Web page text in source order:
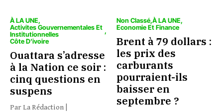
À LA UNE
Activites Gouvernementales Et
Institutionnelles
Côte D’ivoire
Ouattara s’adresse
à la Nation ce soir :
cinq questions en
suspens
Par La Rédaction |
Non Classé À LA UNE
Economie Et Finance
Brent à 79 dollars :
les prix des
carburants
pourraient-ils
baisser en
septembre ?